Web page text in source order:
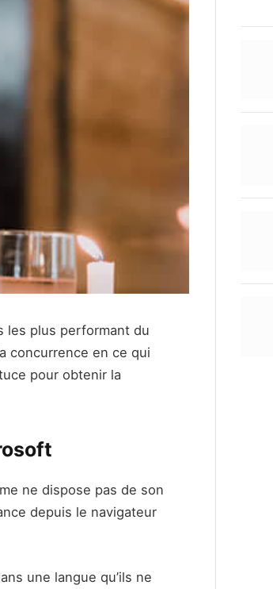
les plus performant du
concurrence en ce qui
pour obtenir la
ne dispose pas de son
depuis le navigateur
une langue qu’ils ne